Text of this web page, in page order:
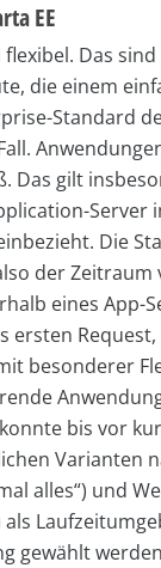
EE
flexibel. Das
die einem
Standard
Das gilt
Server
Die
der Zeitraum
eines App-
ersten Request,
besonderer
bis vor
Varianten
alles“) und
als
gewählt